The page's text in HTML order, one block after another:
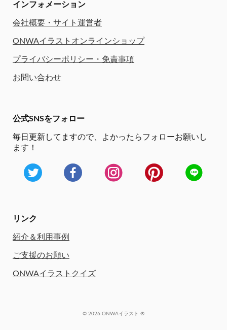
インフォメーション
会社概要・サイト運営者
ONWAイラストオンラインショップ
プライバシーポリシー・免責事項
お問い合わせ
公式SNSをフォロー
毎日更新してますので、
よかったらフォローお願いし
ます！
リンク
紹介＆利用事例
ご支援のお願い
ONWAイラストクイズ
© 2026 ONWAイラスト ®